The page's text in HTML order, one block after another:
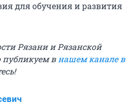
для обучения и развития
Рязани и Рязанской
публикуем в нашем канале в